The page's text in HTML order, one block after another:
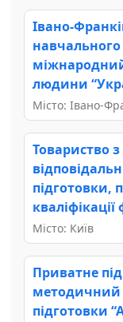
Івано-
людини
Місто: Івано-
Товариство
підготовки,
Місто: Київ
Приватне
методичний
підготовки